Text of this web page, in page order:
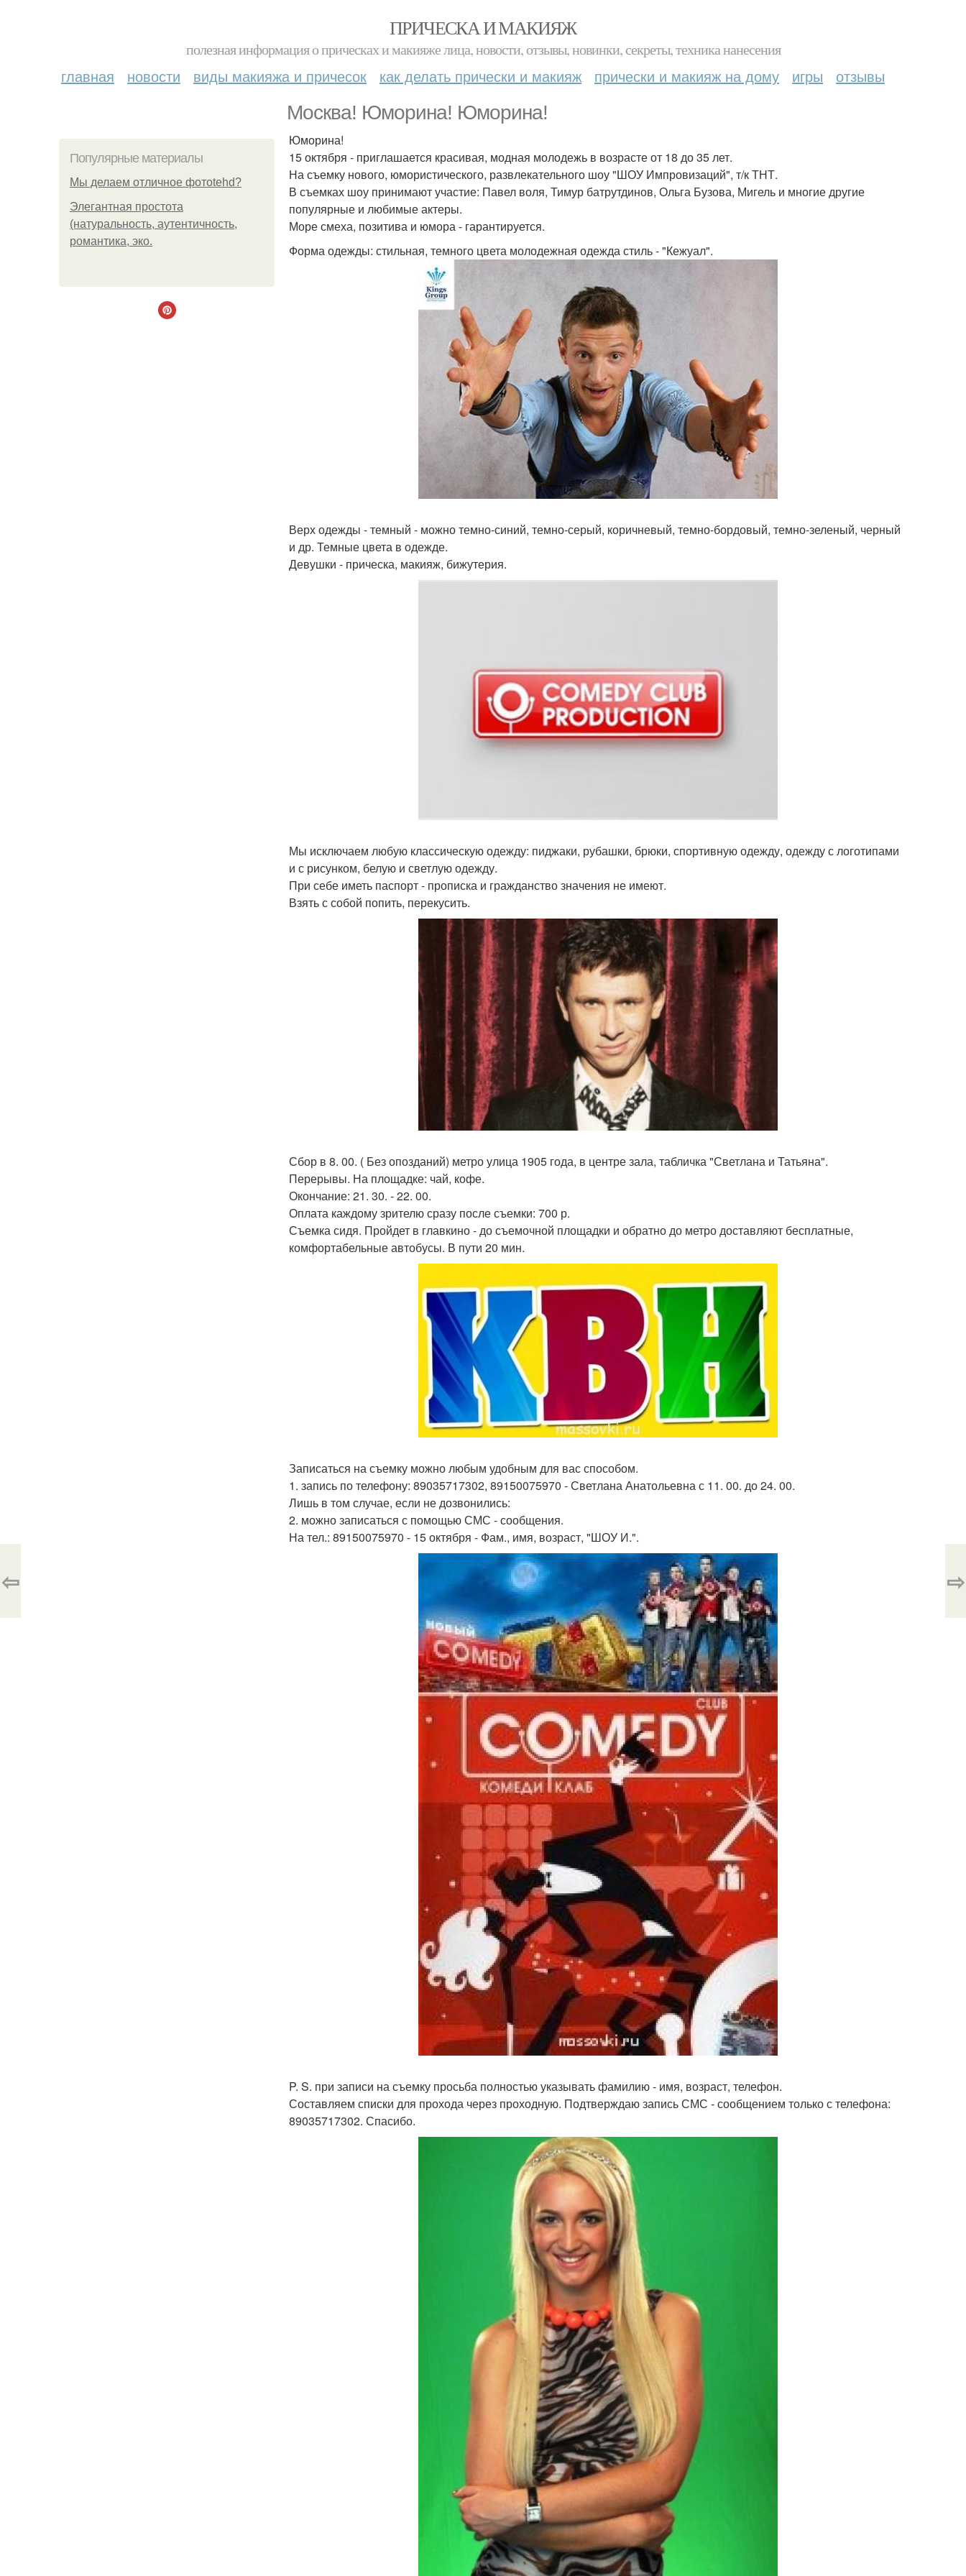
ПРИЧЕСКА И МАКИЯЖ
полезная информация о прическах и макияже лица, новости, отзывы, новинки, секреты, техника нанесения
главная новости виды макияжа и причесок как делать прически и макияж прически и макияж на дому игры отзывы
Москва! Юморина! Юморина!
Популярные материалы
Мы делаем отличное фотоtehd?
Элегантная простота
(натуральность, аутентичность,
романтика, эко.
Юморина!
15 октября - приглашается красивая, модная молодежь в возрасте от 18 до 35 лет.
На съемку нового, юмористического, развлекательного шоу "ШОУ Импровизаций", т/к ТНТ.
В съемках шоу принимают участие: Павел воля, Тимур батрутдинов, Ольга Бузова, Мигель и многие другие
популярные и любимые актеры.
Море смеха, позитива и юмора - гарантируется.
Форма одежды: стильная, темного цвета молодежная одежда стиль - "Кежуал".
Верх одежды - темный - можно темно-синий, темно-серый, коричневый, темно-бордовый, темно-зеленый, черный
и др. Темные цвета в одежде.
Девушки - прическа, макияж, бижутерия.
Мы исключаем любую классическую одежду: пиджаки, рубашки, брюки, спортивную одежду, одежду с логотипами
и с рисунком, белую и светлую одежду.
При себе иметь паспорт - прописка и гражданство значения не имеют.
Взять с собой попить, перекусить.
Сбор в 8. 00. ( Без опозданий) метро улица 1905 года, в центре зала, табличка "Светлана и Татьяна".
Перерывы. На площадке: чай, кофе.
Окончание: 21. 30. - 22. 00.
Оплата каждому зрителю сразу после съемки: 700 р.
Съемка сидя. Пройдет в главкино - до съемочной площадки и обратно до метро доставляют бесплатные,
комфортабельные автобусы. В пути 20 мин.
Записаться на съемку можно любым удобным для вас способом.
1. запись по телефону: 89035717302, 89150075970 - Светлана Анатольевна с 11. 00. до 24. 00.
Лишь в том случае, если не дозвонились:
2. можно записаться с помощью СМС - сообщения.
На тел.: 89150075970 - 15 октября - Фам., имя, возраст, "ШОУ И.".
P. S. при записи на съемку просьба полностью указывать фамилию - имя, возраст, телефон.
Составляем списки для прохода через проходную. Подтверждаю запись СМС - сообщением только с телефона:
89035717302. Спасибо.
⇦ ⇨